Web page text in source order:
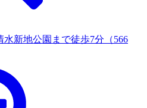
水新地公園まで徒歩7分（566